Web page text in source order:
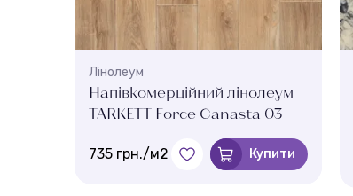
Лінолеум
Напівкомерційний лінолеум
TARKETT Force Canasta 03
735 грн./м2 Купити